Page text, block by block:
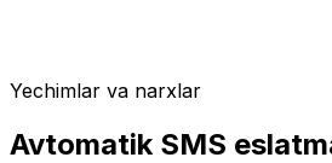
Yechimlar va narxlar
Avtomatik SMS